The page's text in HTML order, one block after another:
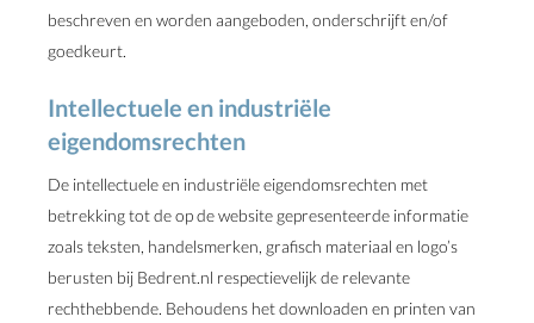
beschreven en worden aangeboden, onderschrijft en/of
goedkeurt.
Intellectuele en industriële
eigendomsrechten
De intellectuele en industriële eigendomsrechten met
betrekking tot de op de website gepresenteerde informatie
zoals teksten, handelsmerken, grafisch materiaal en logo’s
berusten bij Bedrent.nl respectievelijk de relevante
rechthebbende. Behoudens het downloaden en printen van